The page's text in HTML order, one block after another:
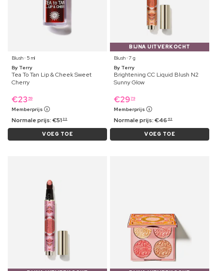
Blush ⋅ 5 ml
By Terry
Tea To Tan Lip & Cheek Sweet
Cherry
€23 59
Memberprijs
Normale prijs:€51 99
VOEG TOE
BIJNA UITVERKOCHT
Blush ⋅ 7 g
By Terry
Brightening CC Liquid Blush N2
Sunny Glow
€29 79
Memberprijs
Normale prijs:€46 49
VOEG TOE